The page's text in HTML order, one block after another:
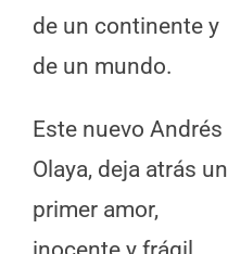
de un continente y
de un mundo.
Este nuevo Andrés
Olaya, deja atrás un
primer amor,